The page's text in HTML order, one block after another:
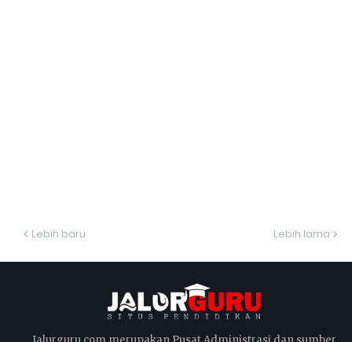
Lebih baru Lebih lama